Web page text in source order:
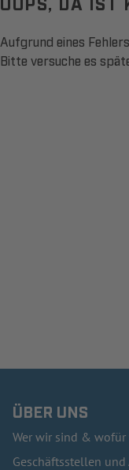
Aufgrund eines
Bitte versuche es
ÜBER UNS
Wer wir sind & wofür
Geschäftsstellen